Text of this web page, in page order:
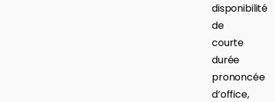
disponibilité
de
courte
durée
prononcée
d’office,